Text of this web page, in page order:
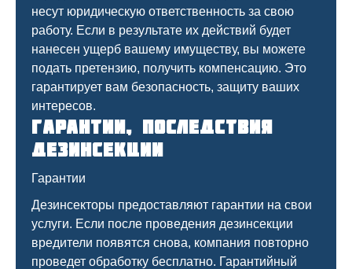
несут юридическую ответственность за свою
работу. Если в результате их действий будет
нанесен ущерб вашему имуществу, вы можете
подать претензию, получить компенсацию. Это
гарантирует вам безопасность, защиту ваших
интересов.
Гарантии, последствия
дезинсекции
Гарантии
Дезинсекторы предоставляют гарантии на свои
услуги. Если после проведения дезинсекции
вредители появятся снова, компания повторно
проведет обработку бесплатно. Гарантийный